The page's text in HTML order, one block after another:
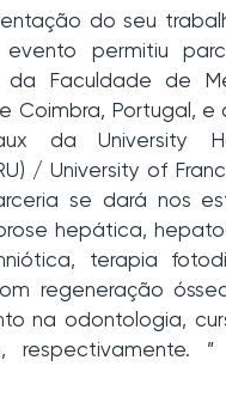
do seu
permitiu
da Faculdade de
Coimbra, Portugal, e
da University
/ University of
se dará nos
hepática,
terapia
regeneração
na odontologia,
respectivamente.